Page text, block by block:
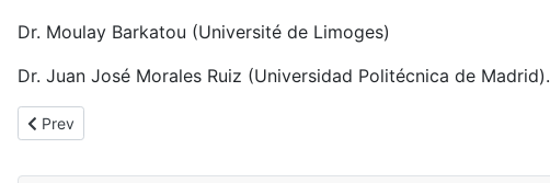
Dr. Moulay Barkatou (Université de Limoges)
Dr. Juan José Morales Ruiz (Universidad Politécnica de Madrid).
Previous article: Claudia Inés Granados Pinzón
Prev